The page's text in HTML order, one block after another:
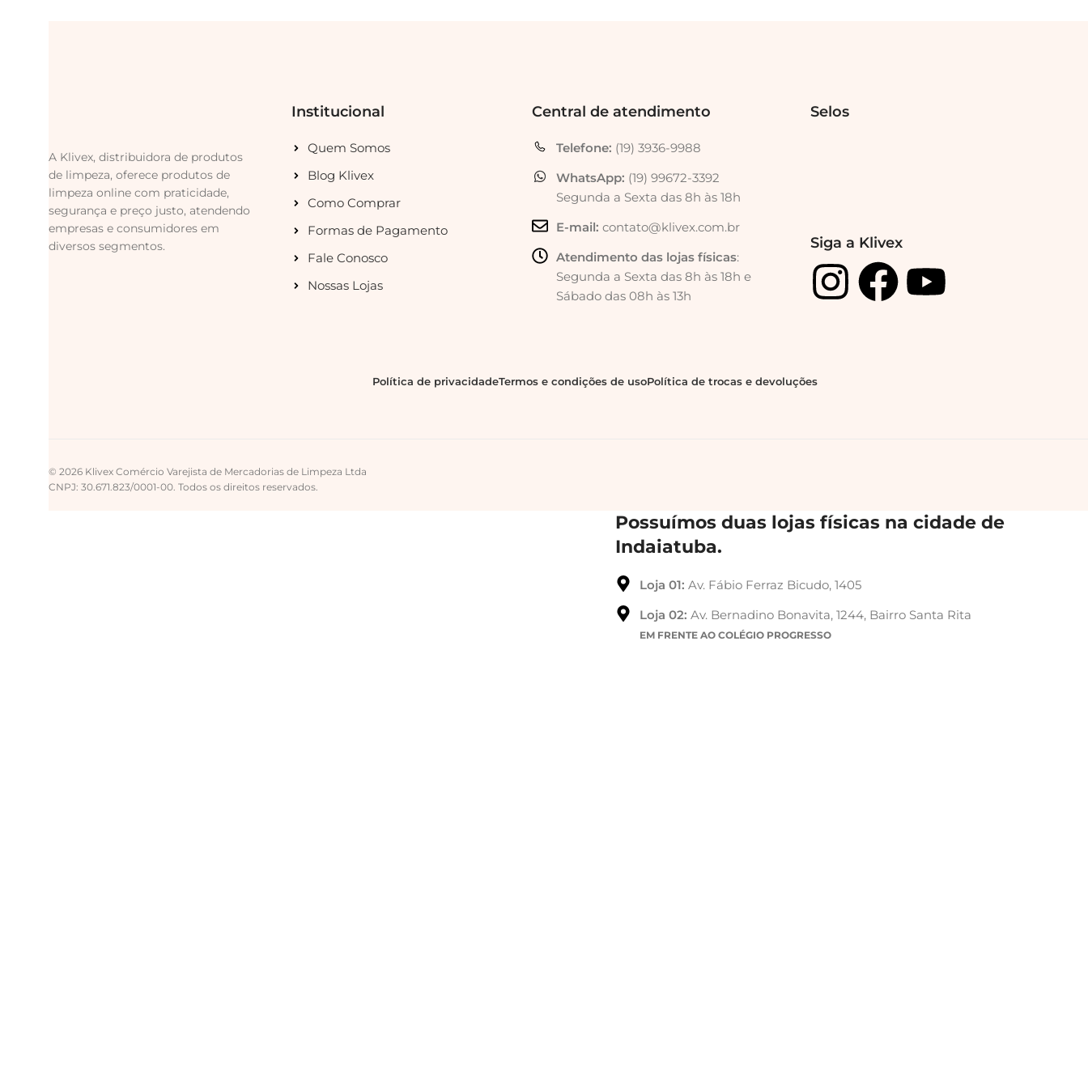
A Klivex, distribuidora de produtos
de limpeza, oferece produtos de
limpeza online com praticidade,
segurança e preço justo, atendendo
empresas e consumidores em
diversos segmentos.
Institucional
Quem Somos
Blog Klivex
Como Comprar
Formas de Pagamento
Fale Conosco
Nossas Lojas
Central de atendimento
Telefone: (19) 3936-9988
WhatsApp: (19) 99672-3392
Segunda a Sexta das 8h às 18h
E-mail: contato@klivex.com.br
Atendimento das lojas físicas:
Segunda a Sexta das 8h às 18h e
Sábado das 08h às 13h
Selos
Siga a Klivex
Política de privacidadeTermos e condições de usoPolítica de trocas e devoluções
© 2026 Klivex Comércio Varejista de Mercadorias de Limpeza Ltda
CNPJ: 30.671.823/0001-00. Todos os direitos reservados.
Possuímos duas lojas físicas na cidade de
Indaiatuba.
Loja 01: Av. Fábio Ferraz Bicudo, 1405
Loja 02: Av. Bernadino Bonavita, 1244, Bairro Santa Rita
EM FRENTE AO COLÉGIO PROGRESSO